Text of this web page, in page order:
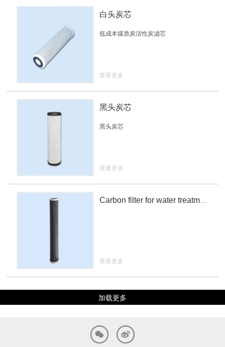
白头炭芯
低成本煤质炭活性炭滤芯
查看更多
黑头炭芯
黑头炭芯
查看更多
查看更多
加载更多